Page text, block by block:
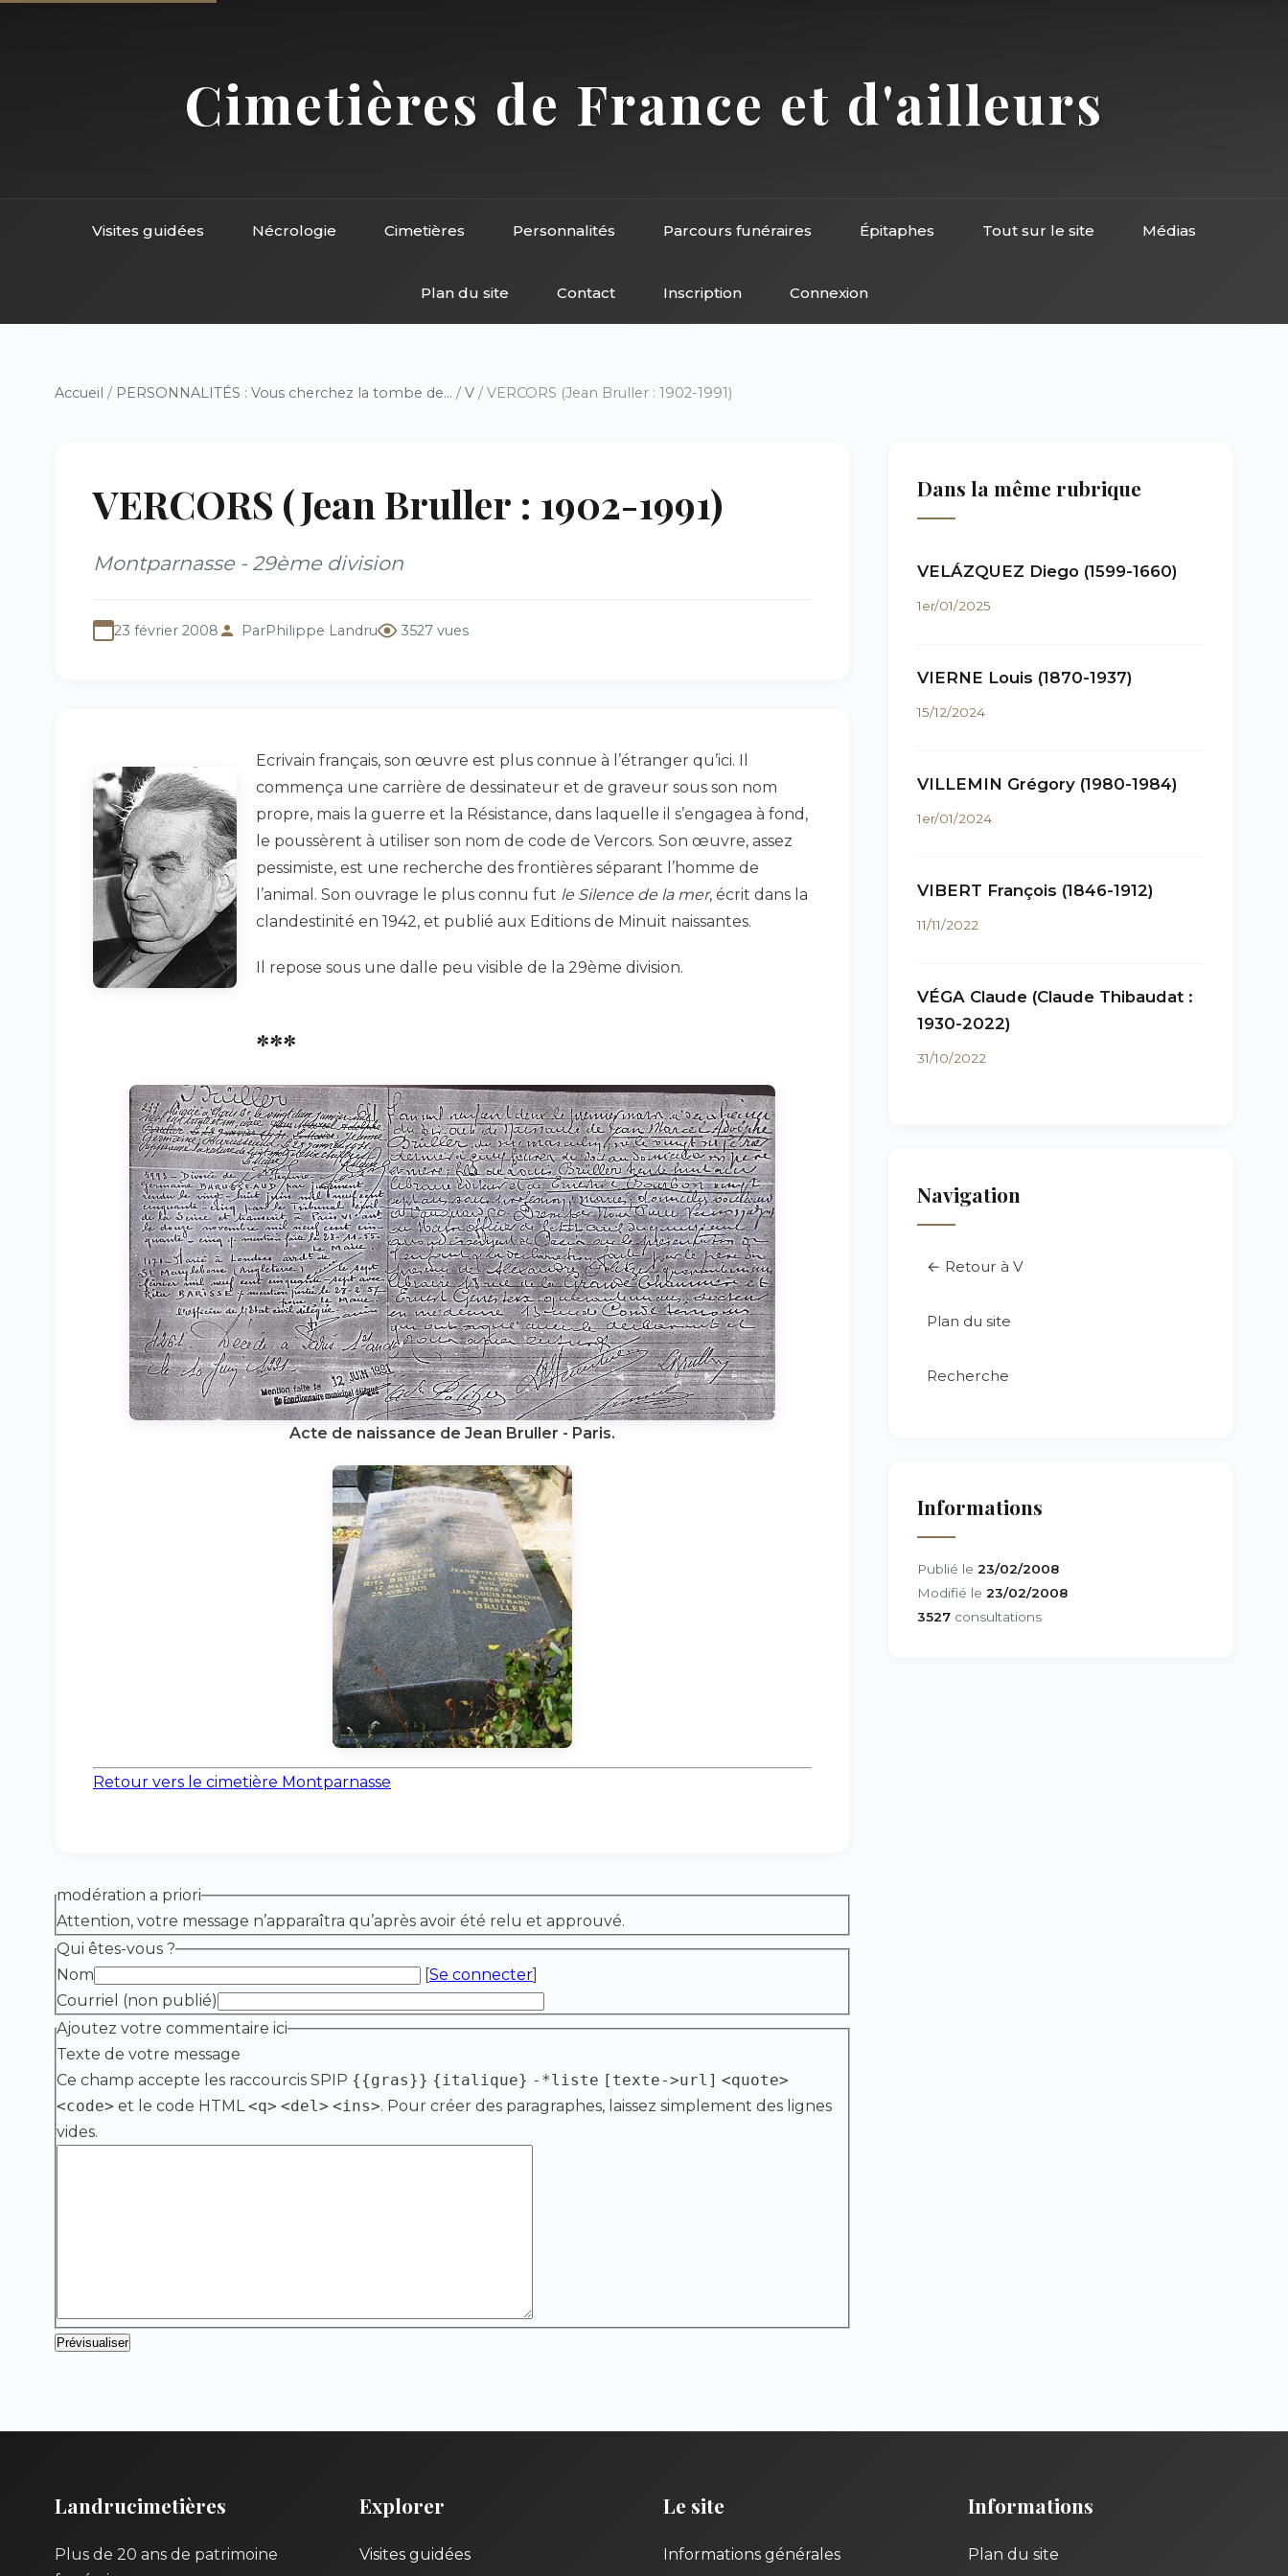
Cimetières de France et d'ailleurs
Visites guidées Nécrologie Cimetières Personnalités Parcours funéraires Épitaphes Tout sur le site Médias
Plan du site Contact Inscription Connexion
Accueil / PERSONNALITÉS : Vous cherchez la tombe de... / V / VERCORS (Jean Bruller : 1902-1991)
VERCORS (Jean Bruller : 1902-1991)
Montparnasse - 29ème division
23 février 2008 ParPhilippe Landru 3527 vues
Ecrivain français, son œuvre est plus connue à l’étranger qu’ici. Il
commença une carrière de dessinateur et de graveur sous son nom
propre, mais la guerre et la Résistance, dans laquelle il s’engagea à fond,
le poussèrent à utiliser son nom de code de Vercors. Son œuvre, assez
pessimiste, est une recherche des frontières séparant l’homme de
l’animal. Son ouvrage le plus connu fut le Silence de la mer, écrit dans la
clandestinité en 1942, et publié aux Editions de Minuit naissantes.
Il repose sous une dalle peu visible de la 29ème division.
***
Acte de naissance de Jean Bruller - Paris.
Retour vers le cimetière Montparnasse
modération a priori
Attention, votre message n’apparaîtra qu’après avoir été relu et approuvé.
Qui êtes-vous ?
Nom
[Se connecter]
Courriel (non publié)
Ajoutez votre commentaire ici
Texte de votre message
Ce champ accepte les raccourcis SPIP {{gras}} {italique} -*liste [texte->url] <quote>
<code> et le code HTML<q> <del> <ins>. Pour créer des paragraphes, laissez simplement des lignes
vides.
Dans la même rubrique
VELÁZQUEZ Diego (1599-1660)
1er/01/2025
VIERNE Louis (1870-1937)
15/12/2024
VILLEMIN Grégory (1980-1984)
1er/01/2024
VIBERT François (1846-1912)
11/11/2022
VÉGA Claude (Claude Thibaudat :
1930-2022)
31/10/2022
Navigation
← Retour à V
Plan du site
Recherche
Informations
Publié le 23/02/2008
Modifié le 23/02/2008
3527 consultations
Landrucimetières
Plus de 20 ans de patrimoine
Explorer
Visites guidées
Le site
Informations générales
Informations
Plan du site